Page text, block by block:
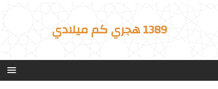
1389 هجري كم ميلادي